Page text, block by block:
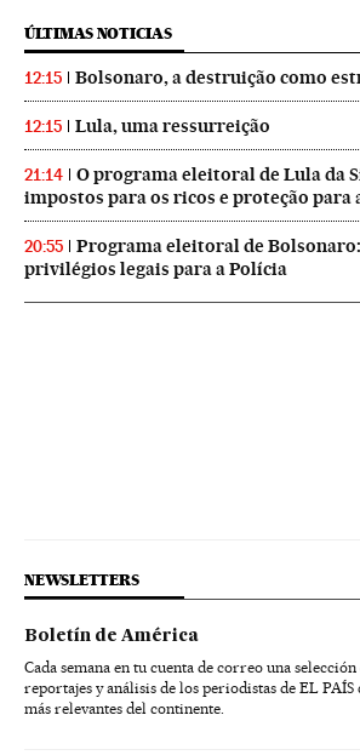
ÚLTIMAS NOTICIAS
12:15 Bolsonaro, a destruição como
12:15 Lula, uma ressurreição
21:14
O programa eleitoral de Lula da
impostos para os ricos e proteção para
20:55
Programa eleitoral de
privilégios legais para a Polícia
NEWSLETTERS
Boletín de América
Cada semana en tu cuenta de correo una selección
reportajes y análisis de los periodistas de EL
más relevantes del continente.